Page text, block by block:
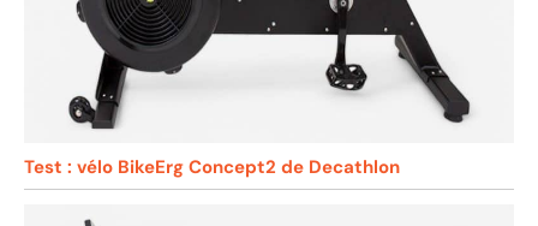
Test : vélo BikeErg Concept2 de Decathlon